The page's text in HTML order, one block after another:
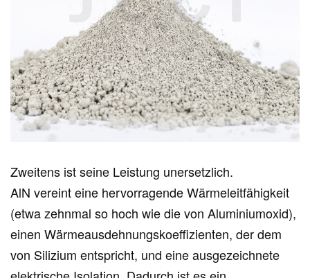
Zweitens ist seine Leistung unersetzlich.
AlN vereint eine hervorragende Wärmeleitfähigkeit
(etwa zehnmal so hoch wie die von Aluminiumoxid),
einen Wärmeausdehnungskoeffizienten, der dem
von Silizium entspricht, und eine ausgezeichnete